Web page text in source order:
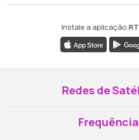
Instale a aplicação
Redes de